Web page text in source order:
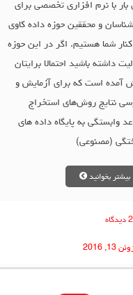
بار با نرم افزاری تخصصی برای
و محققین حوزه داده کاوی
شما هستیم. اگر در این حوزه
داشته باشید احتمالا برایتان
آمده است که برای آزمایش و
نتایج روش‌های استخراج
وابستگی به پایگاه داده های
(مصنوعی)
بیشتر بخوانید
2 دیدگاه
13, 2016